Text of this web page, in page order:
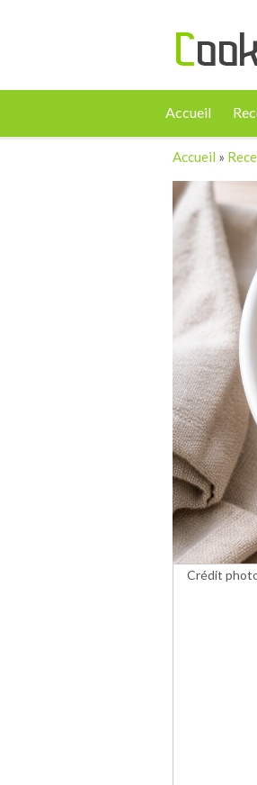
Accueil
Accueil »
Crédit